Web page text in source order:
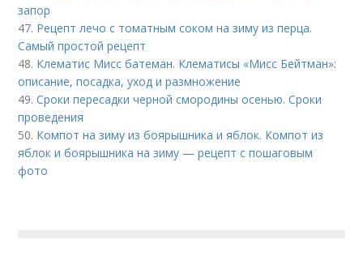
запор
47. Рецепт лечо с томатным соком на зиму из перца.
Самый простой рецепт
48. Клематис Мисс батеман. Клематисы «Мисс Бейтман»:
описание, посадка, уход и размножение
49.Сроки пересадки черной смородины осенью. Сроки
проведения
50. Компот на зиму из боярышника и яблок. Компот из
яблок и боярышника на зиму — рецепт с пошаговым
фото